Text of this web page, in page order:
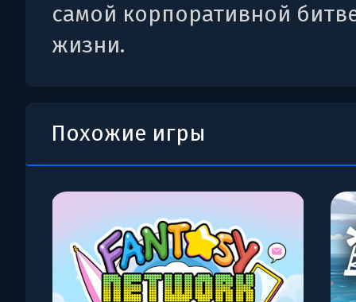
самой корпоративной
жизни.
Похожие игры